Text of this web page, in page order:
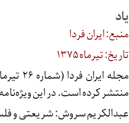
یاد
منبع: ایران فردا
تاریخ: تیرماه ۱۳۷۵
منتشر کرده است. در این
عبدالکریم سروش: شریعتی و